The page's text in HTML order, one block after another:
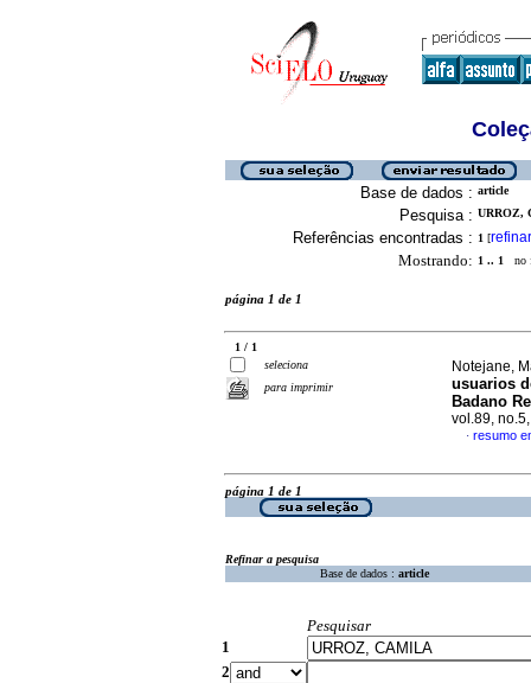
Base de dados : article
Pesquisa : URROZ,
Referências encontradas : 1 [refinar
Mostrando: 1 .. 1 no
página 1 de 1
1 / 1
seleciona
para imprimir
Notejane,
usuarios
Badano
vol.89,
· resumo
página 1 de 1
Refinar a pesquisa
Base de dados : article
Pesquisar
1
2